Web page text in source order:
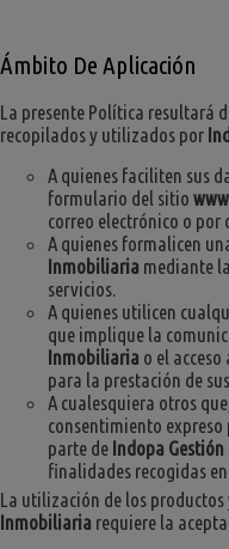
Ámbito De Aplicación
La presente Política resultará
recopilados y utilizados por
A quienes faciliten sus
formulario del sitio
correo electrónico o
A quienes formalicen
Inmobiliaria mediante
servicios.
A quienes utilicen
que implique la
Inmobiliaria o el
para la prestación de
A cualesquiera otros
consentimiento
parte de Indopa
finalidades recogidas
La utilización de los productos
Inmobiliaria requiere la